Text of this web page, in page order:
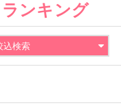
ンキング
込検索